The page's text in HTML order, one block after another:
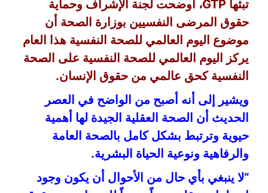
تبثها GTP، أوضحت لجنة الإشراف وحماية
حقوق المرضى النفسيين بوزارة الصحة أن
موضوع اليوم العالمي للصحة النفسية هذا العام
يركز اليوم العالمي للصحة النفسية على الصحة
النفسية كحق عالمي من حقوق الإنسان.
ويشير إلى أنه أصبح من الواضح في العصر
الحديث أن الصحة العقلية الجيدة لها أهمية
حيوية وترتبط بشكل كامل بالصحة العامة
والرفاهية ونوعية الحياة البشرية.
“لا ينبغي بأي حال من الأحوال أن يكون وجود